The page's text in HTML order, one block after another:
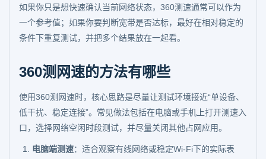
如果你只是想快速确认当前网络状态，360测速通常可以作为
一个参考值；如果你要判断宽带是否达标，最好在相对稳定的
条件下重复测试，并把多个结果放在一起看。
360测网速的方法有哪些
使用360测网速时，核心思路是尽量让测试环境接近“单设备、
低干扰、稳定连接”。常见做法包括在电脑或手机上打开测速入
口，选择网络空闲时段测试，并尽量关闭其他占网应用。
电脑端测速：适合观察有线网络或稳定Wi-Fi下的实际表